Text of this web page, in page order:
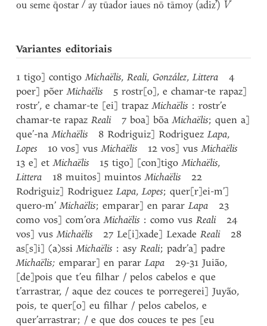
ou seme q̄ostar / ay tūador iaues nō tāmoy (adiz’) V
Variantes editoriais
1 tigo] contigoMichaëlis,Reali,González,Littera4
poer] põerMichaëlis 5 rostr[o], e chamar-te rapaz]
rostr’, e chamar-te [ei] trapazMichaëlis : rostr’e
chamar-te rapazReali7 boa] bõaMichaëlis; quen a]
que’-naMichaëlis 8 Rodriguiz] RodriguezLapa,
Lopes 10 vos] vusMichaëlis 12 vos] vusMichaëlis
13 e] etMichaëlis 15 tigo] [con]tigoMichaëlis,
Littera 18 muitos] muintosMichaëlis 22
Rodriguiz] RodriguezLapa,Lopes; quer[r]ei-m’]
quero-m’Michaëlis; emparar] en pararLapa 23
como vos] com’oraMichaëlis : como vusReali 24
vos] vusMichaëlis 27 Le[i]xade] LexadeReali 28
as[s]i] (a)ssiMichaëlis : asyReali; padr’a] padre
Michaëlis;emparar] en pararLapa 29-31 Juião,
[de]pois que t’eu filhar / pelos cabelos e que
t’arrastrar, / aque dez couces te porregerei] Juyão,
pois, te quer[o] eu filhar / pelos cabelos, e
quer’arrastrar; / e que dos couces te pes [eu